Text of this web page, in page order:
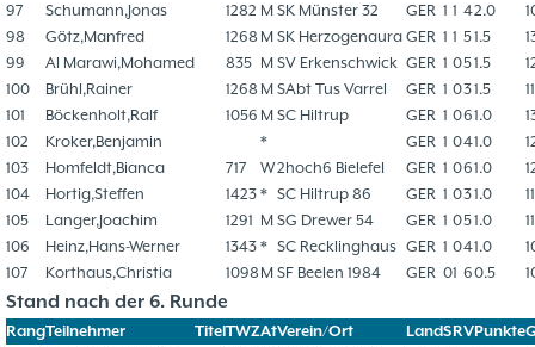
97
Schumann,Jonas 1282 M SK Münster 32 GER 1 1 42.0
98
Götz,Manfred 1268 M SK Herzogenaura GER 1 1 51.5
99
Al Marawi,Mohamed 835 M SV Erkenschwick GER 1 051.5
100
Brühl,Rainer 1268 M SAbt Tus Varrel GER 1 031.5
101
Böckenholt,Ralf 1056 M SC Hiltrup GER 1 061.0
102
Kroker,Benjamin * GER 1 041.0
103
Homfeldt,Bianca 717 W2hoch6 Bielefel GER 1 061.0
104
Hortig,Steffen 1423 * SC Hiltrup 86 GER 1 031.0
105
Langer,Joachim 1291 M SG Drewer 54 GER 1 051.0
106
Heinz,Hans-Werner 1343 * SC Recklinghaus GER 1 041.0
107
Korthaus,Christia 1098M SF Beelen 1984 GER 01 60.5
Stand nach der 6. Runde
RangTeilnehmer TitelTWZAtVerein/Ort LandSRVPunkte